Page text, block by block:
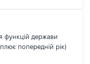
функцій держави
попередній рік)